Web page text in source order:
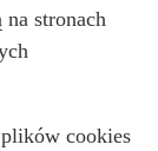
stronach
plików cookies
0. Zobacz